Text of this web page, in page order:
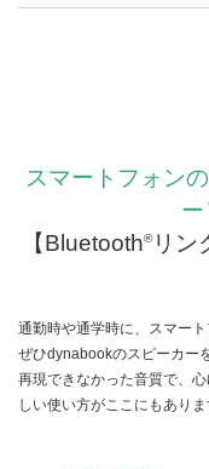
スマートフォン
ー
【Bluetooth®リン
通勤時や通学時に、スマー
ぜひdynabookのスピーカー
再現できなかった音質で、
しい使い方がここにもありま